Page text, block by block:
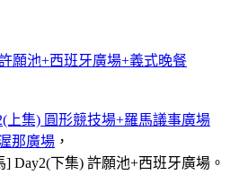
願池+西班牙廣場+義式晚餐
上集) 圓形競技場+羅馬議事廣場
那廣場 ，
Day2(下集) 許願池+西班牙廣場。